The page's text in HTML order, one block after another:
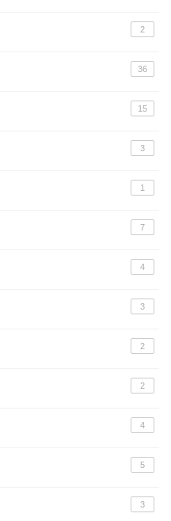
2
36
15
3
1
7
4
3
2
2
4
5
3